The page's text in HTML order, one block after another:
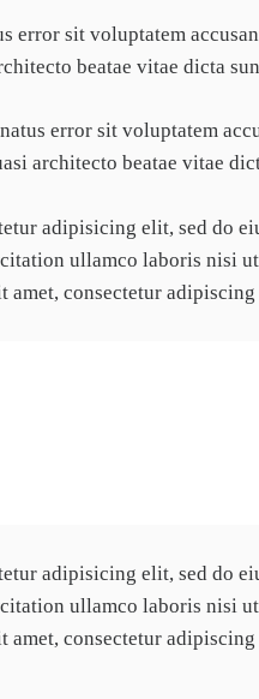
error sit voluptatem
beatae vitae dicta
error sit voluptatem
architecto beatae vitae
adipisicing elit, sed do
ullamco laboris nisi
amet, consectetur
adipisicing elit, sed do
ullamco laboris nisi
amet, consectetur